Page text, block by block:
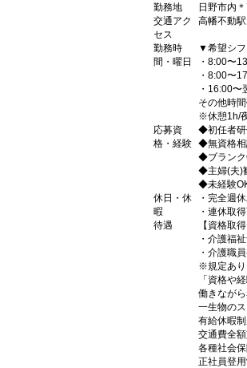
勤務地
日野市内
交通アク
セス
高幡不動
勤務時
間・曜日
▼希望シフ
・8:00〜
・8:00〜
・16:00
その他時
※休憩1h/
応募資
格・経験
◆初任者研
◆無資格相
◆ブランク
◆主婦(夫)
◆未経験
休日・休
暇
・完全週
・連休取
待遇
【資格取
・介護福
・介護職
※規定あり
「資格や
働きなが
一生物の
有給休暇
交通費全
各種社会
正社員登